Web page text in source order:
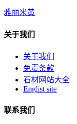
雅丽米黄
关于我们
关于我们
免责条款
石材网站大全
Englist site
联系我们